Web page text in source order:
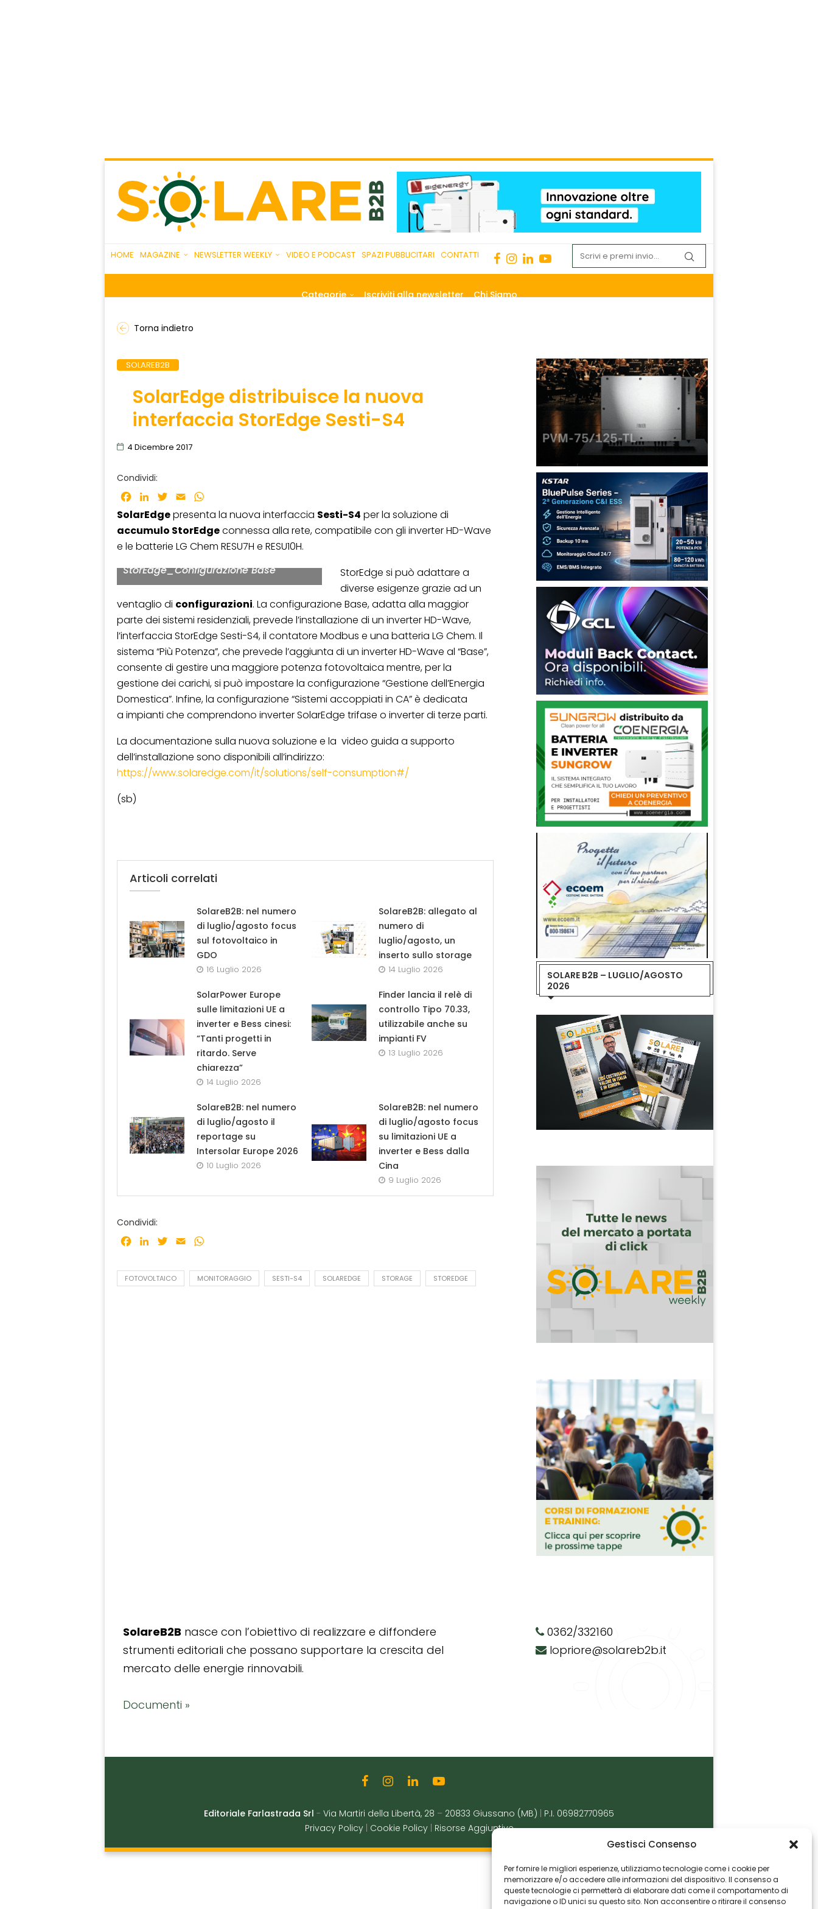
Gestisci Consenso
Per fornire le migliori esperienze, utilizziamo tecnologie come i cookie per
memorizzare e/o accedere alle informazioni del dispositivo. Il consenso a
queste tecnologie ci permetterà di elaborare dati come il comportamento di
navigazione o ID unici su questo sito. Non acconsentire o ritirare il consenso
HOME MAGAZINE NEWSLETTER WEEKLY VIDEO E PODCAST SPAZI PUBBLICITARI CONTATTI
Categorie Iscriviti alla newsletter Chi Siamo
Torna indietro
SOLAREB2B
SolarEdge distribuisce la nuova
interfaccia StorEdge Sesti-S4
4 Dicembre 2017
Condividi:
Facebook
LinkedInTwitter
Email
SolarEdgepresenta la nuova interfaccia Sesti-S4 per la soluzione di
accumulo StorEdgeconnessa alla rete, compatibile con gli inverter HD-Wave
e le batterie LG Chem RESU7H e RESU10H.
StorEdge_Configurazione Base
StorEdge si può adattare a
diverse esigenze grazie ad un
ventaglio di configurazioni. La configurazione Base, adatta alla maggior
parte dei sistemi residenziali, prevede l’installazione di un inverter HD-Wave,
l’interfaccia StorEdge Sesti-S4, il contatore Modbus e una batteria LG Chem. Il
sistema “Più Potenza”, che prevede l’aggiunta di un inverter HD-Wave al “Base”,
consente di gestire una maggiore potenza fotovoltaica mentre, per la
gestione dei carichi, si può impostare la configurazione “Gestione dell’Energia
Domestica”. Infine, la configurazione “Sistemi accoppiati in CA” è dedicata
a impianti che comprendono inverter SolarEdge trifase o inverter di terze parti.
La documentazione sulla nuova soluzione e la video guida a supporto
dell’installazione sono disponibili all’indirizzo:
https://www.solaredge.com/it/solutions/self-consumption#/
(sb)
Articoli correlati
SolareB2B: nel numero
di luglio/agosto focus
sul fotovoltaico in
GDO
16 Luglio 2026
SolareB2B: allegato al
numero di
luglio/agosto, un
inserto sullo storage
14 Luglio 2026
SolarPower Europe
sulle limitazioni UE a
inverter e Bess cinesi:
“Tanti progetti in
ritardo. Serve
chiarezza”
14 Luglio 2026
Finder lancia il relè di
controllo Tipo 70.33,
utilizzabile anche su
impianti FV
13 Luglio 2026
SolareB2B: nel numero
di luglio/agosto il
reportage su
Intersolar Europe 2026
10 Luglio 2026
SolareB2B: nel numero
di luglio/agosto focus
su limitazioni UE a
inverter e Bess dalla
Cina
9 Luglio 2026
Condividi:
Facebook
LinkedInTwitter
Email
FOTOVOLTAICO MONITORAGGIO SESTI-S4 SOLAREDGE STORAGE STOREDGE
SOLARE B2B – LUGLIO/AGOSTO
2026
SolareB2B nasce con l’obiettivo di realizzare e diffondere
strumenti editoriali che possano supportare la crescita del
mercato delle energie rinnovabili.
Documenti »
0362/332160
lopriore@solareb2b.it
Editoriale Farlastrada Srl - Via Martiri della Libertà, 28 – 20833 Giussano (MB)
P.I. 06982770965
Privacy Policy
Cookie Policy Risorse Aggiuntive